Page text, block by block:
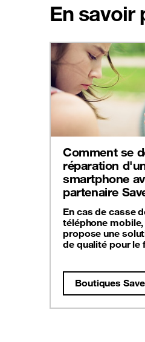
En savoir
Comment se
réparation
smartphone
partenaire
En cas de casse
téléphone
propose une
de qualité pour le
Boutiques Save